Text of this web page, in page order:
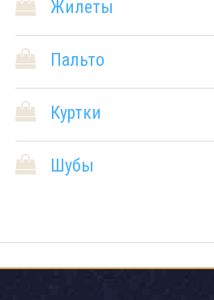
Жилеты
Пальто
Куртки
Шубы